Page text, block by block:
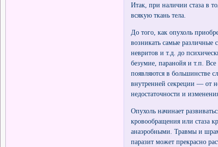
Итак, при наличии стаза в
всякую ткань тела.
До того, как опухоль
возникать самые
невритов и т.д. до
безумие, паранойя и т.п.
появляются в большинстве
внутренней секреции — от
недостаточности и
Опухоль начинает
кровообращения или стаза
анаэробными. Травмы и
паразит может прекрасно